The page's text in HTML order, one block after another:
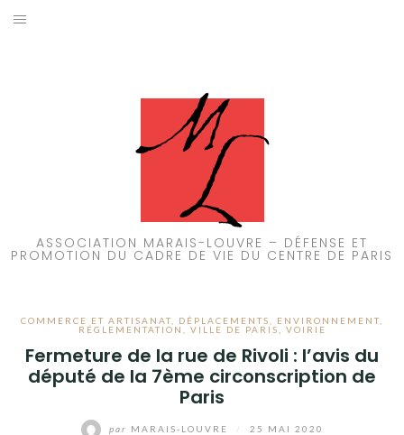
Aller
ASSOCIATION MARAIS-LOUVRE – DÉFENSE ET
PROMOTION DU CADRE DE VIE DU CENTRE DE PARIS
COMMERCE ET ARTISANAT DÉPLACEMENTS ENVIRONNEMENT
RÉGLEMENTATION
VILLE DE PARIS VOIRIE
Fermeture de la rue de Rivoli : l’avis du
député de la 7ème circonscription de
Paris
par MARAIS-LOUVRE 25 MAI 2020